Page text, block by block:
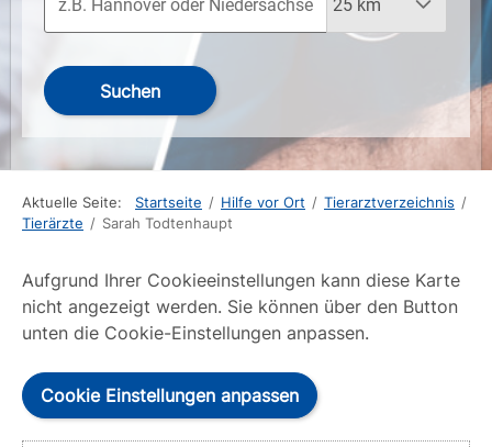
Suchen
Aktuelle Seite: Startseite / Hilfe vor Ort / Tierarztverzeichnis /
Tierärzte / Sarah Todtenhaupt
Aufgrund Ihrer Cookieeinstellungen kann diese Karte
nicht angezeigt werden. Sie können über den Button
unten die Cookie-Einstellungen anpassen.
Cookie Einstellungen anpassen